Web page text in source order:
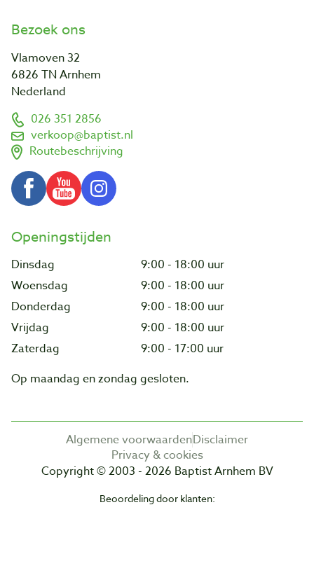
Bezoek ons
Vlamoven 32
6826 TN Arnhem
Nederland
026 351 2856
verkoop@baptist.nl
Routebeschrijving
Openingstijden
Dinsdag
9:00 - 18:00 uur
Woensdag
9:00 - 18:00 uur
Donderdag
9:00 - 18:00 uur
Vrijdag
9:00 - 18:00 uur
Zaterdag
9:00 - 17:00 uur
Op maandag en zondag gesloten.
Algemene voorwaardenDisclaimer
Privacy & cookies
Copyright © 2003 - 2026 Baptist Arnhem BV
Beoordeling door klanten: